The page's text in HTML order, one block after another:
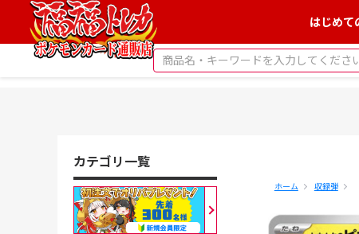
はじめて
ホーム 収録弾
カテゴリ一覧